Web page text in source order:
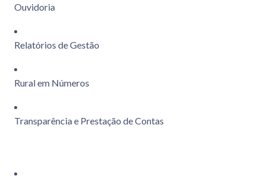
Ouvidoria
Relatórios de Gestão
Rural em Números
Transparência e Prestação de Contas